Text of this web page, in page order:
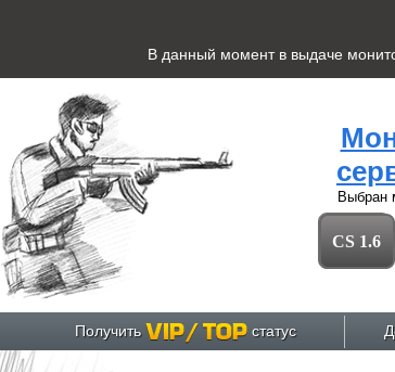
В данный момент в выдаче
Выбран
CS 1.6
Получить статус